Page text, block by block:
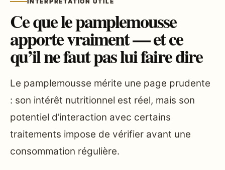
INTERPRÉTATION UTILE
Ce que le pamplemousse
apporte vraiment — et ce
qu’il ne faut pas lui faire dire
Le pamplemousse mérite une page prudente
: son intérêt nutritionnel est réel, mais son
potentiel d’interaction avec certains
traitements impose de vérifier avant une
consommation régulière.